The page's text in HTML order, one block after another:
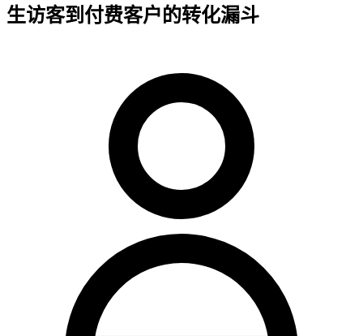
生访客到付费客户的转化漏斗